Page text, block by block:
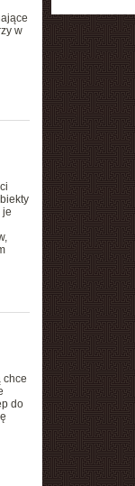
w
je
chce
do